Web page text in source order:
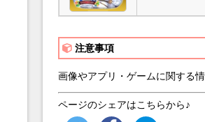
注意事項
画像やアプリ・ゲームに関する
ページのシェアはこちらから♪